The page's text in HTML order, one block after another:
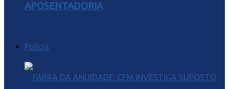
APOSENTADORIA
Polícia